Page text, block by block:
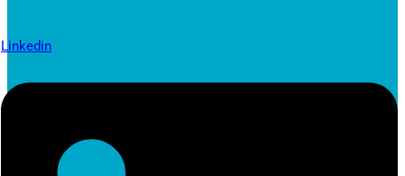
Linkedin